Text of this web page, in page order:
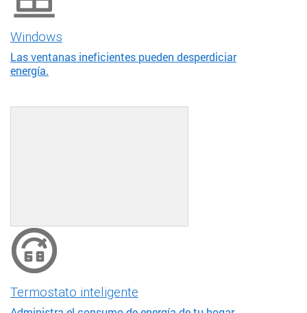
Windows
Las ventanas ineficientes pueden desperdiciar
energía.
Termostato inteligente